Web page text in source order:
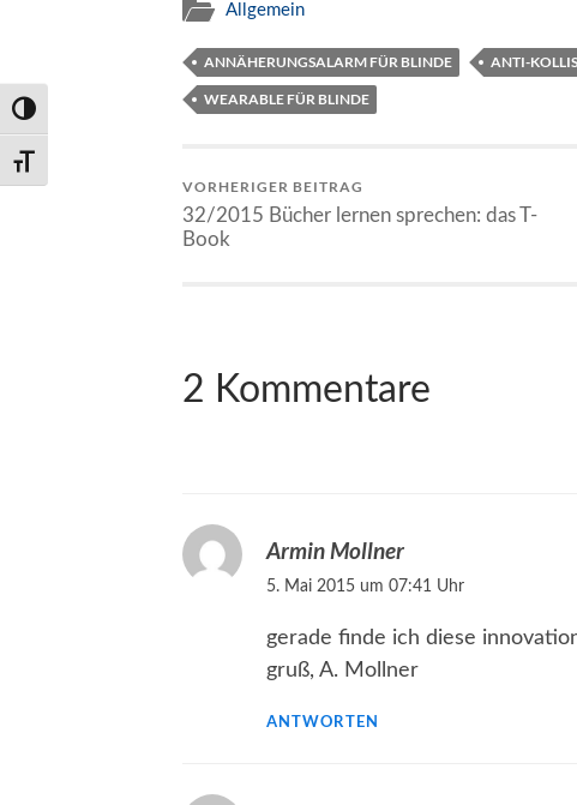
Umschalten auf hohe Kontraste
Schrift vergrößern
Allgemein
ANNÄHERUNGSALARM FÜR BLINDE ANTI-
WEARABLE FÜR BLINDE
VORHERIGER BEITRAG
32/2015 Bücher lernen sprechen: das T-
Book
2 Kommentare
Armin Mollner
5. Mai 2015 um 07:41 Uhr
gerade finde ich diese
gruß, A. Mollner
ANTWORTEN